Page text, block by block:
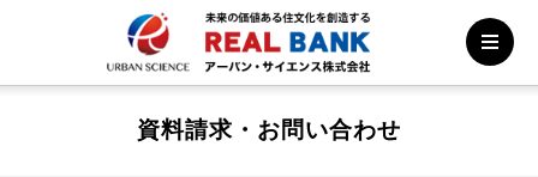
資料請求・お問い合わせ